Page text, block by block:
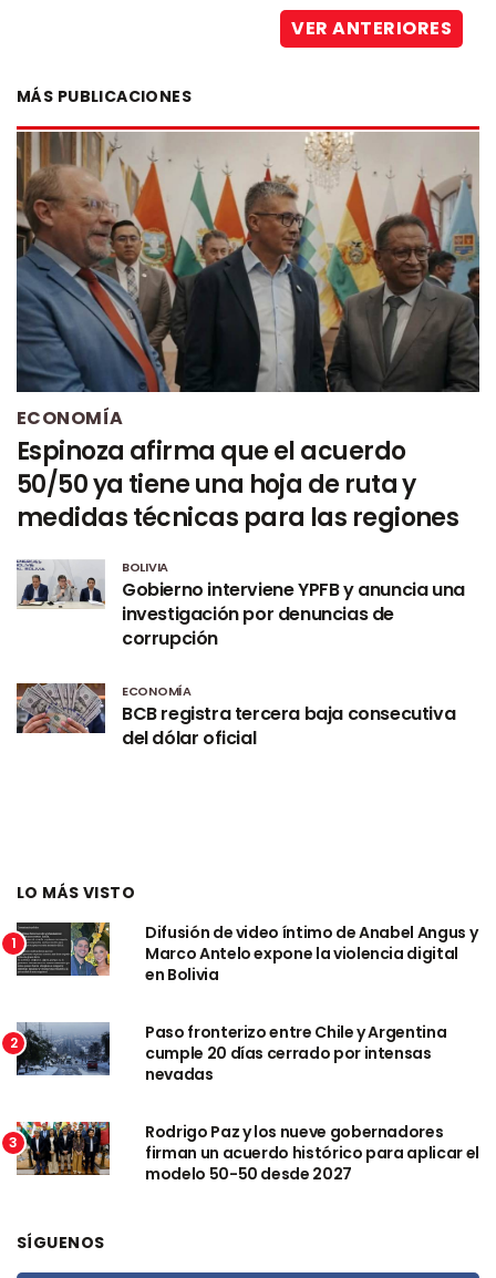
VER ANTERIORES
MÁS PUBLICACIONES
ECONOMÍA
Espinoza afirma que el acuerdo
50/50 ya tiene una hoja de ruta y
medidas técnicas para las regiones
BOLIVIA
Gobierno interviene YPFB y anuncia una
investigación por denuncias de
corrupción
ECONOMÍA
BCB registra tercera baja consecutiva
del dólar oficial
LO MÁS VISTO
1
Difusión de video íntimo de Anabel Angus y
Marco Antelo expone la violencia digital
en Bolivia
2
Paso fronterizo entre Chile y Argentina
cumple 20 días cerrado por intensas
nevadas
3
Rodrigo Paz y los nueve gobernadores
firman un acuerdo histórico para aplicar el
modelo 50-50 desde 2027
SÍGUENOS